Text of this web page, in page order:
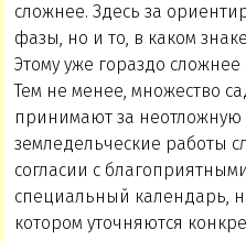
сложнее. Здесь за
фазы, но и то, в каком
Этому уже гораздо
Тем не менее, множество
принимают за неотложную
земледельческие работы
согласии с
специальный календарь,
котором уточняются